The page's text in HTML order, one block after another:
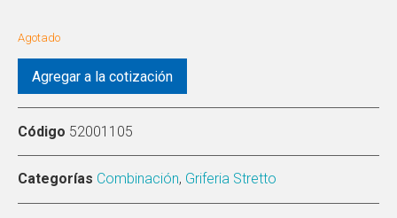
Agotado
Agregar a la cotización
Código 52001105
Categorías Combinación, Griferia Stretto